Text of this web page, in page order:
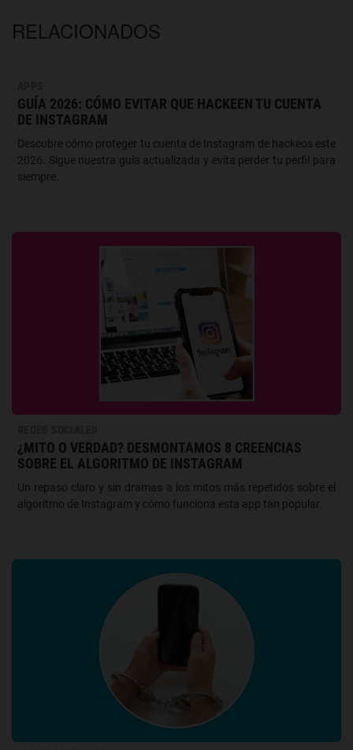
RELACIONADOS
GUÍA 2026: CÓMO EVITAR QUE HACKEEN TU CUENTA
DE INSTAGRAM
Descubre cómo proteger tu cuenta de Instagram de hackeos este
2026. Sigue nuestra guía actualizada y evita perder tu perfil para
siempre.
¿MITO O VERDAD? DESMONTAMOS 8 CREENCIAS
SOBRE EL ALGORITMO DE INSTAGRAM
Un repaso claro y sin dramas a los mitos más repetidos sobre el
algoritmo de Instagram y cómo funciona esta app tan popular.